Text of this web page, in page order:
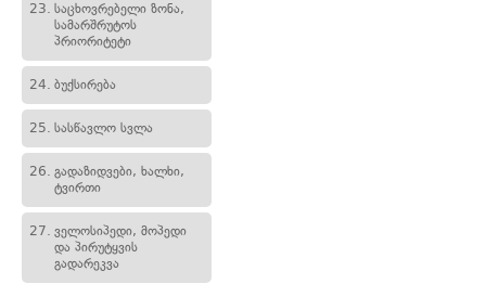
23. საცხოვრებელი ზონა,
სამარშრუტოს
პრიორიტეტი
24. ბუქსირება
25. სასწავლო სვლა
26. გადაზიდვები, ხალხი,
ტვირთი
27. ველოსიპედი, მოპედი
და პირუტყვის
გადარეკვა